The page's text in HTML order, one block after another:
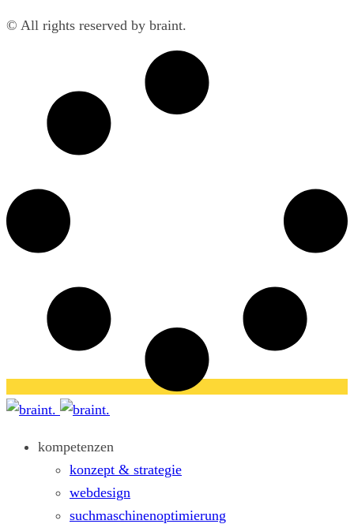
© All rights reserved by braint.
kompetenzen
konzept & strategie
webdesign
suchmaschinenoptimierung